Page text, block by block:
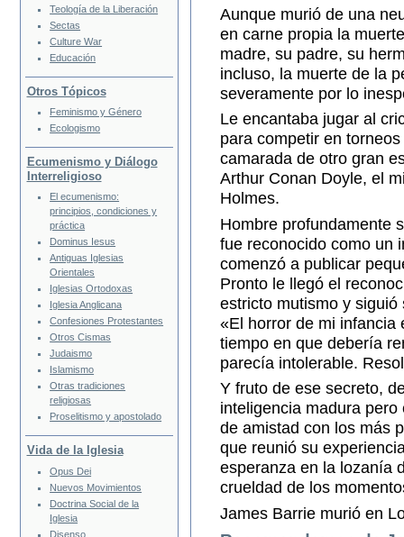
Aunque murió de una
en carne propia la
madre, su padre, su
incluso, la muerte de la
severamente por lo
Le encantaba jugar al
para competir en
camarada de otro gran
Arthur Conan Doyle, el
Holmes.
Hombre profundamente
fue reconocido como un
comenzó a publicar
Pronto le llegó el
estricto mutismo y
«El horror de mi infancia
tiempo en que debería
parecía intolerable.
Y fruto de ese secreto,
inteligencia madura
de amistad con los más
que reunió su
esperanza en la lozanía
crueldad de los
James Barrie murió en
Teología de la Liberación
Sectas
Culture War
Educación
Otros Tópicos
Feminismo y Género
Ecologismo
Ecumenismo y Diálogo
Interreligioso
El ecumenismo:
principios, condiciones y
práctica
Dominus Iesus
Antiguas Iglesias
Orientales
Iglesias Ortodoxas
Iglesia Anglicana
Confesiones Protestantes
Otros Cismas
Judaismo
Islamismo
Otras tradiciones
religiosas
Proselitismo y apostolado
Vida de la Iglesia
Opus Dei
Nuevos Movimientos
Doctrina Social de la
Iglesia
Disenso